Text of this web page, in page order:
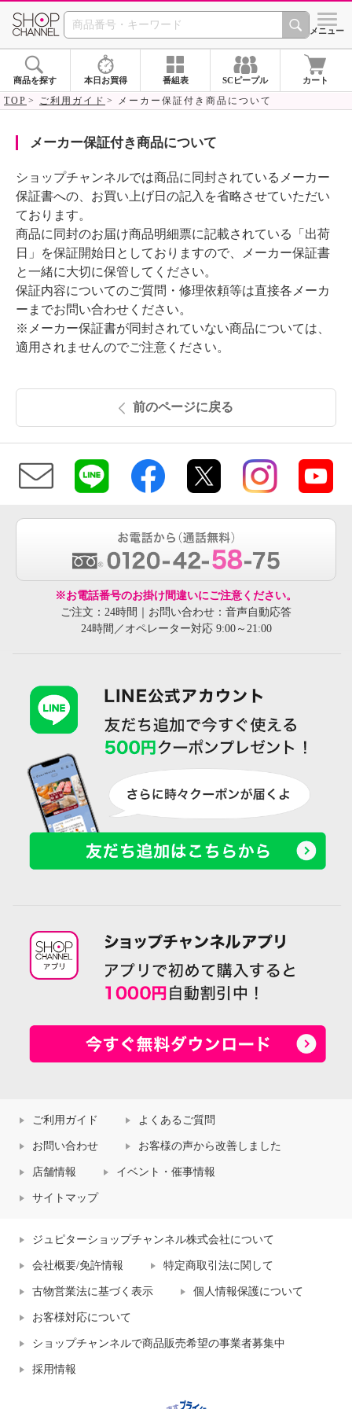
SHOP CHANNEL シメニュー
商品を探す 本日お買得 番組表 SCピープル カート
TOP ご利用ガイド メーカー保証付き商品について
メーカー保証付き商品について
ショップチャンネルでは商品に同封されているメーカー
保証書への、お買い上げ日の記入を省略させていただい
ております。
商品に同封のお届け商品明細票に記載されている「出荷
日」を保証開始日としておりますので、メーカー保証書
と一緒に大切に保管してください。
保証内容についてのご質問・修理依頼等は直接各メーカ
ーまでお問い合わせください。
※メーカー保証書が同封されていない商品については、
適用されませんのでご注意ください。
前のページに戻る
※お電話番号のお掛け間違いにご注意ください。
ご注文：24時間｜お問い合わせ：音声自動応答
24時間／オペレーター対応 9:00～21:00
ご利用ガイド よくあるご質問
お問い合わせ お客様の声から改善しました
店舗情報 イベント・催事情報
サイトマップ
ジュピターショップチャンネル株式会社について
会社概要/免許情報 特定商取引法に関して
古物営業法に基づく表示 個人情報保護について
お客様対応について
ショップチャンネルで商品販売希望の事業者募集中
採用情報